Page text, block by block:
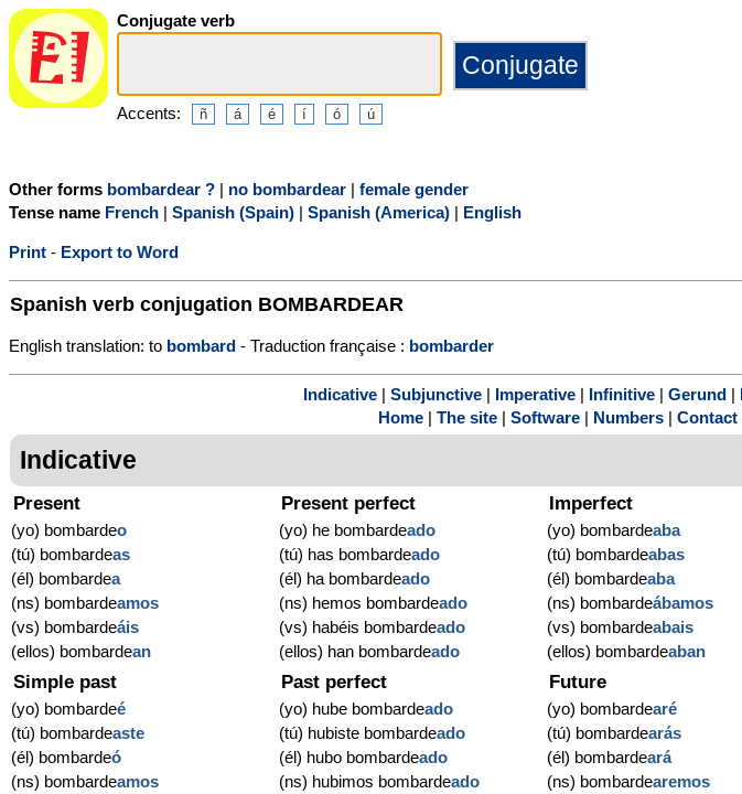
Conjugate verb
Accents:
Other forms bombardear ? | no bombardear | female gender
Tense name French | Spanish (Spain) | Spanish (America) | English
Print - Export to Word
Spanish verb conjugation BOMBARDEAR
English translation: to bombard - Traduction française : bombarder
Indicative Subjunctive Imperative Infinitive Gerund
Home
The site Software Numbers Contact
Indicative
Present
(yo) bombardeo
(tú) bombardeas
(él) bombardea
(ns) bombardeamos
(vs) bombardeáis
(ellos) bombardean
Present perfect
(yo) he bombardeado
(tú) has bombardeado
(él) ha bombardeado
(ns) hemos bombardeado
(vs) habéis bombardeado
(ellos) han bombardeado
Imperfect
(yo) bombardeaba
(tú) bombardeabas
(él) bombardeaba
(ns) bombardeábamos
(vs) bombardeabais
(ellos) bombardeaban
Simple past
(yo) bombardeé
(tú) bombardeaste
(él) bombardeó
(ns) bombardeamos
Past perfect
(yo) hube bombardeado
(tú) hubiste bombardeado
(él) hubo bombardeado
(ns) hubimos bombardeado
Future
(yo) bombardearé
(tú) bombardearás
(él) bombardeará
(ns) bombardearemos